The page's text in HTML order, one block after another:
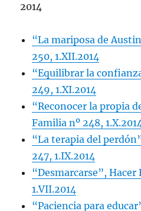
2014
“La mariposa de
250, 1.XII.2014
“Equilibrar la
249, 1.XI.2014
“Reconocer la propia
Familia nº 248,
“La terapia del
247, 1.IX.2014
“Desmarcarse”,
1.VII.2014
“Paciencia para